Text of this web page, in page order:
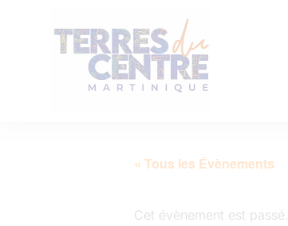
« Tous les Évènements
Cet évènement est passé.